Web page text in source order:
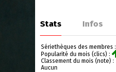
Stats Infos
Sériethèques des membres :
Popularité du mois (clics) :
Classement du mois (note) :
Aucun